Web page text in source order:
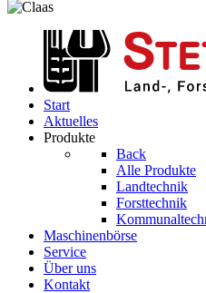
Start
Aktuelles
Produkte
Back
Alle Produkte
Landtechnik
Forsttechnik
Maschinenbörse
Service
Über uns
Kontakt